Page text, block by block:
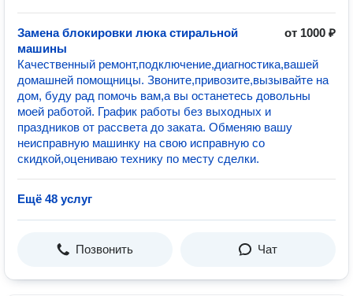
Замена блокировки люка стиральной
машины
от 1000 ₽
Качественный ремонт,подключение,диагностика,вашей
домашней помощницы. Звоните,привозите,вызывайте на
дом, буду рад помочь вам,а вы останетесь довольны
моей работой. График работы без выходных и
праздников от рассвета до заката. Обменяю вашу
неисправную машинку на свою исправную со
скидкой,оцениваю технику по месту сделки.
Ещё 48 услуг
Позвонить Чат